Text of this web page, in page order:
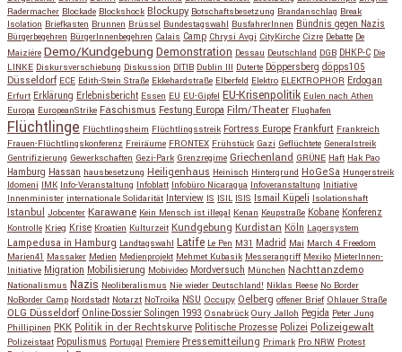
Radermacher Blockade Blockshock Blockupy Botschaftsbesetzung Brandanschlag Break
Isolation Briefkasten Brunnen Brüssel Bundestagswahl BusfahrerInnen Bündnis gegen Nazis
Bürgerbegehren BürgerInnenbegehren Calais Camp Chrysi Avgi CityKirche Cizre Debatte De
Maiziére Demo/Kundgebung Demonstration Dessau Deutschland DGB DHKP-C Die
LINKE Diskursverschiebung Diskussion DITIB Dublin III Duterte Döppersberg döpps105
Düsseldorf ECE Edith-Stein Straße Ekkehardstraße Elberfeld Elektro ELEKTROPHOR Erdogan
Erfurt Erklärung Erlebnisbericht Essen EU EU-Gipfel EU-Krisenpolitik Eulen nach Athen
Europa EuropeanStrike Faschismus Festung Europa Film/Theater Flughafen
Flüchtlinge Flüchtlingsheim Flüchtlingsstreik Fortress Europe Frankfurt Frankreich
Frauen-Flüchtlingskonferenz Freiräume FRONTEX Frühstück Gazi Geflüchtete Generalstreik
Gentrifizierung Gewerkschaften Gezi-Park Grenzregime Griechenland GRÜNE Haft Hak Pao
Hamburg Hassan hausbesetzung Heiligenhaus Heinisch Hintergrund HoGeSa Hungerstreik
Idomeni IMK Info-Veranstaltung Infoblatt Infobüro Nicaragua Infoveranstaltung Initiative
Innenminister internationale Solidarität Interview IS ISIL ISIS Ismail Küpeli Isolationshaft
Istanbul Jobcenter Karawane Kein Mensch ist illegal Kenan Keupstraße Kobane Konferenz
Kontrolle Krieg Krise Kroatien Kulturzeit Kundgebung Kurdistan Köln Lagersystem
Lampedusa in Hamburg Landtagswahl Latife Le Pen M31 Madrid Mai March 4 Freedom
Marien41 Massaker Medien Medienprojekt Mehmet Kubasik Messerangriff Mexiko MieterInnen-
Initiative Migration Mobilisierung Mobivideo Mordversuch München Nachttanzdemo
Nationalismus Nazis Neoliberalismus Nie wieder Deutschland! Niklas Reese No Border
NoBorder Camp Nordstadt Notarzt NoTroika NSU Occupy Oelberg offener Brief Ohlauer Straße
OLG Düsseldorf Online-Dossier Solingen 1993 Osnabrück Oury Jalloh Pegida Peter Jung
Phillipinen PKK Politik in der Rechtskurve Politische Prozesse Polizei Polizeigewalt
Polizeistaat Populismus Portugal Premiere Pressemitteilung Primark Pro NRW Protest